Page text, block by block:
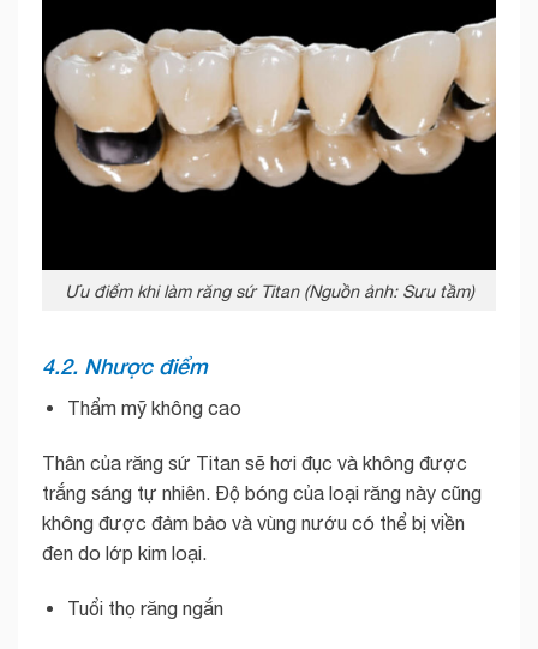
Ưu điểm khi làm răng sứ Titan (Nguồn ảnh: Sưu tầm)
4.2. Nhược điểm
Thẩm mỹ không cao
Thân của răng sứ Titan sẽ hơi đục và không được
trắng sáng tự nhiên. Độ bóng của loại răng này cũng
không được đảm bảo và vùng nướu có thể bị viền
đen do lớp kim loại.
Tuổi thọ răng ngắn